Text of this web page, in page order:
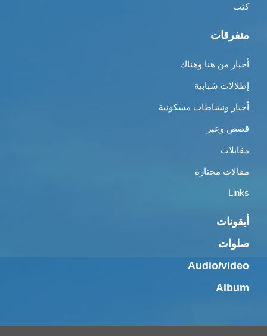
كتب
متفرقات
أخبار من هنا وهناك
إطلالات شبابية
أخبار ونشاطات مسكونية
قصص وعِبر
مقابلات
مقالات مختارة
Links
أيقونات
صلوات
Audio/video
Album